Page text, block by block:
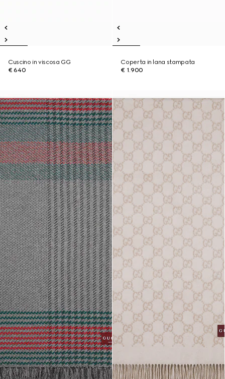
Cuscino in viscosa GG
€ 640
Coperta in lana stampata
€ 1.900